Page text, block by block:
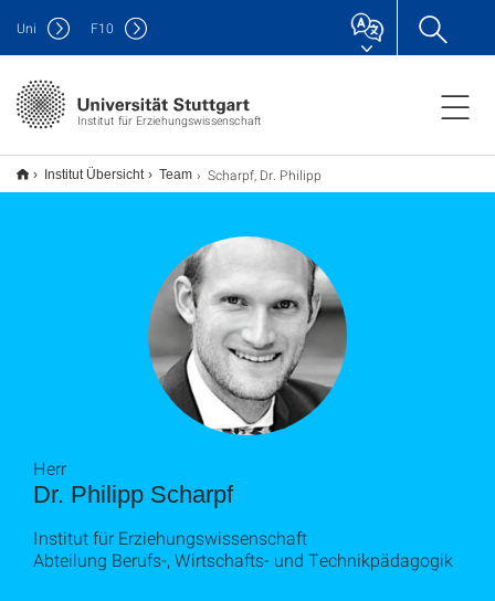
Institut für Erziehungswissenschaft
Uni F10
Institut Übersicht Team Scharpf, Dr. Philipp
Dr. Philipp Scharpf
Herr
Institut für Erziehungswissenschaft
Abteilung Berufs-, Wirtschafts- und Technikpädagogik